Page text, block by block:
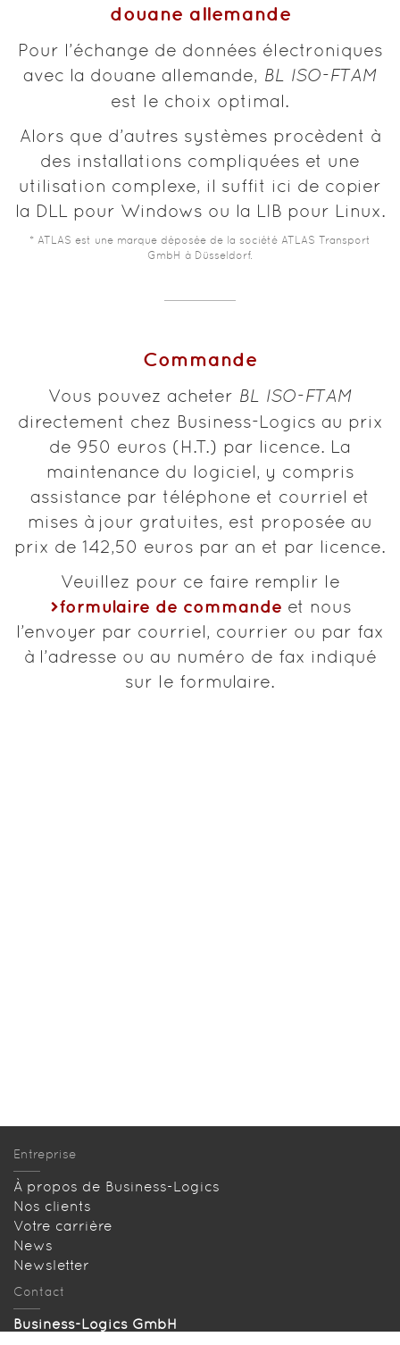
douane allemande
Pour l’échange de données électroniques
avec la douane allemande, BL ISO-FTAM
est le choix optimal.
Alors que d’autres systèmes procèdent à
des installations compliquées et une
utilisation complexe, il suffit ici de copier
la DLL pour Windows ou la LIB pour Linux.
* ATLAS est une marque déposée de la société ATLAS Transport
GmbH à Düsseldorf.
Commande
Vous pouvez acheter BL ISO-FTAM
directement chez Business-Logics au prix
de 950 euros (H.T.) par licence. La
maintenance du logiciel, y compris
assistance par téléphone et courriel et
mises à jour gratuites, est proposée au
prix de 142,50 euros par an et par licence.
Veuillez pour ce faire remplir le
formulaire de commande et nous
l’envoyer par courriel, courrier ou par fax
à l’adresse ou au numéro de fax indiqué
sur le formulaire.
Entreprise
À propos de Business-Logics
Nos clients
Votre carrière
News
Newsletter
Contact
Business-Logics GmbH